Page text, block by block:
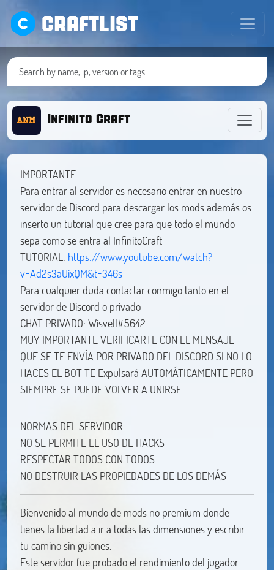
CRAFTLIST
Infinito Craft
IMPORTANTE
Para entrar al servidor es necesario entrar en nuestro
servidor de Discord para descargar los mods además os
inserto un tutorial que cree para que todo el mundo
sepa como se entra al InfinitoCraft
TUTORIAL: https://www.youtube.com/watch?
v=Ad2s3aUixQM&t=346s
Para cualquier duda contactar conmigo tanto en el
servidor de Discord o privado
CHAT PRIVADO: Wisvell#5642
MUY IMPORTANTE VERIFICARTE CON EL MENSAJE
QUE SE TE ENVÍA POR PRIVADO DEL DISCORD SI NO LO
HACES EL BOT TE Expulsará AUTOMÁTICAMENTE PERO
SIEMPRE SE PUEDE VOLVER A UNIRSE
NORMAS DEL SERVIDOR
NO SE PERMITE EL USO DE HACKS
RESPECTAR TODOS CON TODOS
NO DESTRUIR LAS PROPIEDADES DE LOS DEMÁS
Bienvenido al mundo de mods no premium donde
tienes la libertad a ir a todas las dimensiones y escribir
tu camino sin guiones.
Este servidor fue probado el rendimiento del jugador